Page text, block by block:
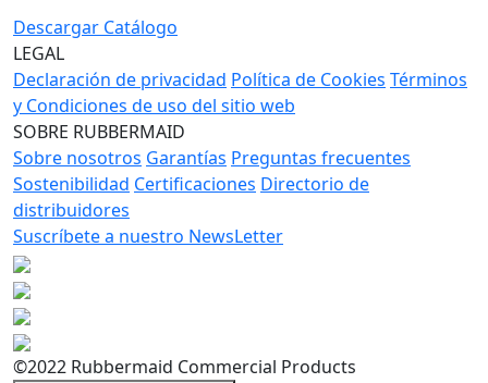
Descargar Catálogo
LEGAL
Declaración de privacidad Política de Cookies Términos
y Condiciones de uso del sitio web
SOBRE RUBBERMAID
Sobre nosotros Garantías Preguntas frecuentes
Sostenibilidad Certificaciones Directorio de
distribuidores
Suscríbete a nuestro NewsLetter
©2022 Rubbermaid Commercial Products